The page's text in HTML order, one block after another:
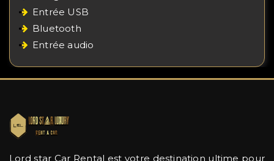
Entrée USB
Bluetooth
Entrée audio
Lord star Car Rental est votre destination ultime pour